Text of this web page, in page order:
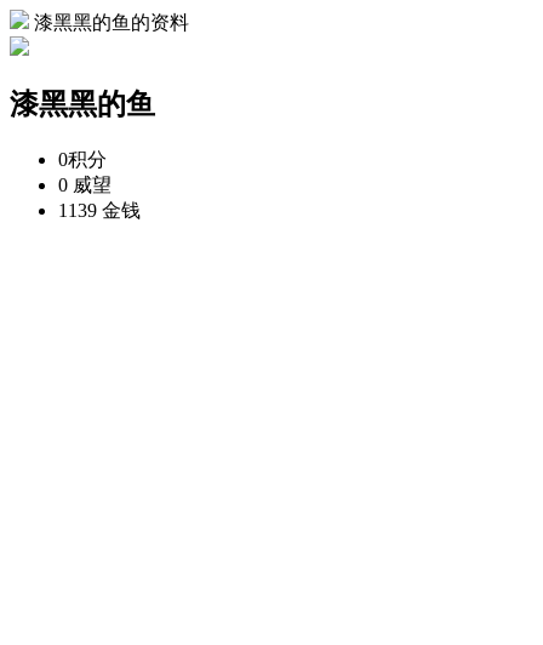
漆黑黑的鱼的资料
漆黑黑的鱼
0积分
0 威望
1139 金钱